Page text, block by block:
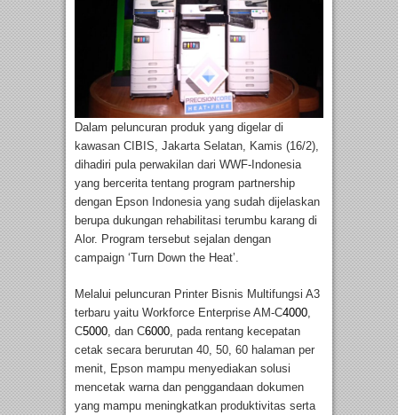
Dalam peluncuran produk yang digelar di
kawasan CIBIS, Jakarta Selatan, Kamis (16/2),
dihadiri pula perwakilan dari WWF-Indonesia
yang bercerita tentang program partnership
dengan Epson Indonesia yang sudah dijelaskan
berupa dukungan rehabilitasi terumbu karang di
Alor. Program tersebut sejalan dengan
campaign ‘Turn Down the Heat’.
Melalui peluncuran Printer Bisnis Multifungsi A3
terbaru yaitu Workforce Enterprise AM-C4000,
C5000, dan C6000, pada rentang kecepatan
cetak secara berurutan 40, 50, 60 halaman per
menit, Epson mampu menyediakan solusi
mencetak warna dan penggandaan dokumen
yang mampu meningkatkan produktivitas serta